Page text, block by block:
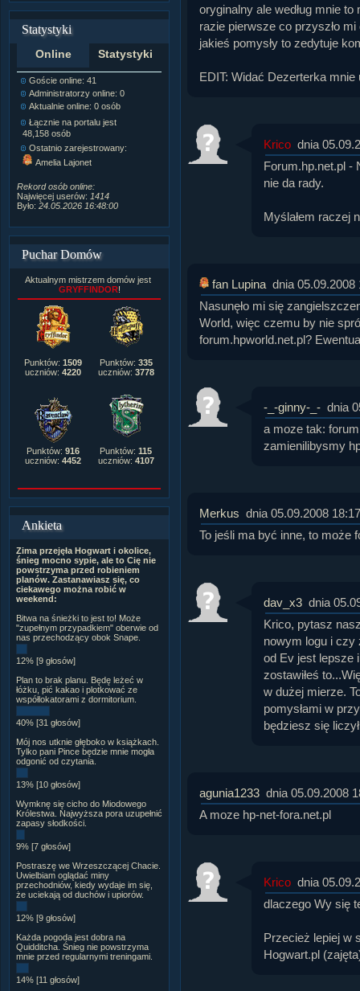
Statystyki
Online Statystyki
Goście online: 41
Administratorzy online: 0
Aktualnie online: 0 osób
Łącznie na portalu jest
48,158 osób
Ostatnio zarejestrowany:
Amelia Lajonet
Rekord osób online:
Najwięcej userów: 1414
Było: 24.05.2026 16:48:00
Napisanych artykułów:1,087
Postów na forum:
Komentarzy do materiałów:
3,327
4,170
Puchar Domów
Aktualnym mistrzem domów jest
GRYFFINDOR!
Punktów: 1509
uczniów: 4220
Punktów: 335
uczniów: 3778
Punktów: 916
uczniów: 4452
Punktów: 115
uczniów: 4107
Ankieta
Zima przejęła Hogwart i okolice,
śnieg mocno sypie, ale to Cię nie
powstrzyma przed robieniem
planów. Zastanawiasz się, co
ciekawego można robić w
weekend:
Bitwa na śnieżki to jest to! Może
"zupełnym przypadkiem" oberwie od
nas przechodzący obok Snape.
12% [9 głosów]
Plan to brak planu. Będę leżeć w
łóżku, pić kakao i plotkować ze
współlokatorami z dormitorium.
40% [31 głosów]
Mój nos utknie głęboko w książkach.
Tylko pani Pince będzie mnie mogła
odgonić od czytania.
13% [10 głosów]
Wymknę się cicho do Miodowego
Królestwa. Najwyższa pora uzupełnić
zapasy słodkości.
9% [7 głosów]
Postraszę we Wrzeszczącej Chacie.
Uwielbiam oglądać miny
przechodniów, kiedy wydaje im się,
że uciekają od duchów i upiorów.
12% [9 głosów]
Każda pogoda jest dobra na
Quidditcha. Śnieg nie powstrzyma
mnie przed regularnymi treningami.
14% [11 głosów]
oryginalny ale według mnie
razie pierwsze co przyszło mi
jakieś pomysły to zedytuje
EDIT: Widać Dezerterka mnie
Krico dnia
Forum.hp.net.pl -
nie da rady.
Myślałem raczej
fan Lupina dnia 05.09.2008
Nasunęło mi się
World, więc czemu by nie
forum.hpworld.net.pl?
-_-ginny-_- dnia
a moze tak:
zamienilibysmy
Merkus dnia 05.09.2008 18:17
To jeśli ma być inne, to może
dav_x3 dnia
Krico, pytasz
nowym logu i czy
od Ev jest lepsze
zostawiłeś
w dużej mierze.
pomysłami w
będziesz się
agunia1233 dnia 05.09.2008
A moze hp-net-fora.net.pl
Krico dnia
dlaczego Wy się
Przecież lepiej w
Hogwart.pl